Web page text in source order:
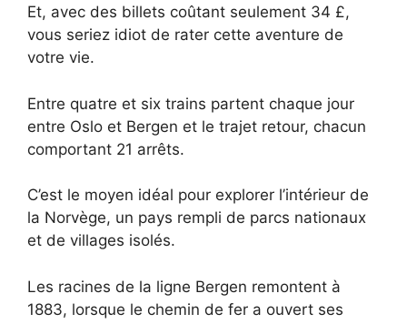
Et, avec des billets coûtant seulement 34 £,
vous seriez idiot de rater cette aventure de
votre vie.
Entre quatre et six trains partent chaque jour
entre Oslo et Bergen et le trajet retour, chacun
comportant 21 arrêts.
C’est le moyen idéal pour explorer l’intérieur de
la Norvège, un pays rempli de parcs nationaux
et de villages isolés.
Les racines de la ligne Bergen remontent à
1883, lorsque le chemin de fer a ouvert ses